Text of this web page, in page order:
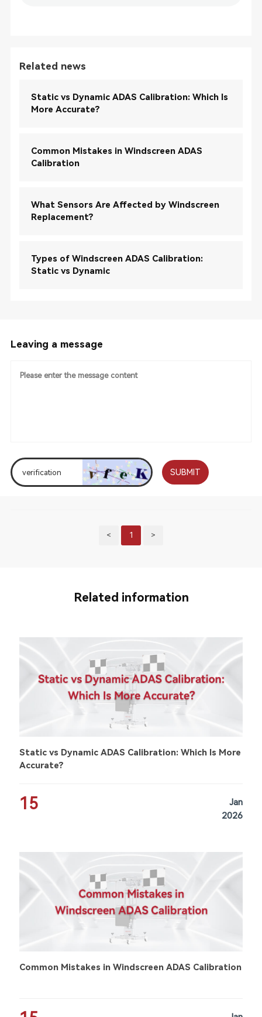
Related news
Static vs Dynamic ADAS Calibration: Which Is
More Accurate?
Common Mistakes in Windscreen ADAS
Calibration
What Sensors Are Affected by Windscreen
Replacement?
Types of Windscreen ADAS Calibration:
Static vs Dynamic
Leaving a message
SUBMIT
< 1 >
Related information
Static vs Dynamic ADAS Calibration: Which Is More
Accurate?
15
Jan
2026
Common Mistakes in Windscreen ADAS Calibration